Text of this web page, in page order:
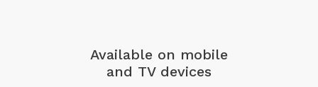
Available on mobile
and TV devices